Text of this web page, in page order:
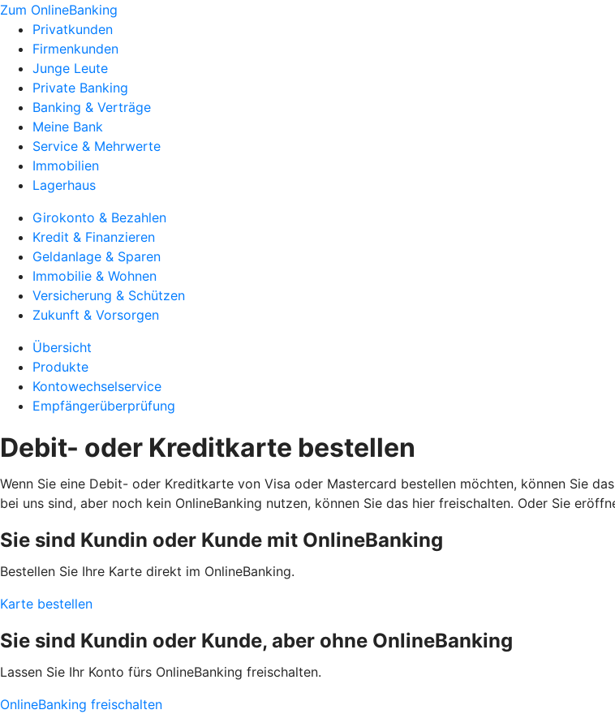
Zum OnlineBanking
Privatkunden
Firmenkunden
Junge Leute
Private Banking
Banking & Verträge
Meine Bank
Service & Mehrwerte
Immobilien
Lagerhaus
Girokonto & Bezahlen
Kredit & Finanzieren
Geldanlage & Sparen
Immobilie & Wohnen
Versicherung & Schützen
Zukunft & Vorsorgen
Übersicht
Produkte
Kontowechselservice
Empfängerüberprüfung
Debit- oder Kreditkarte bestellen
Wenn Sie eine Debit- oder Kreditkarte von Visa oder Mastercard bestellen möchten, können Sie
bei uns sind, aber noch kein OnlineBanking nutzen, können Sie das hier freischalten. Oder Sie
Sie sind Kundin oder Kunde mit OnlineBanking
Bestellen Sie Ihre Karte direkt im OnlineBanking.
Karte bestellen
Sie sind Kundin oder Kunde, aber ohne OnlineBanking
Lassen Sie Ihr Konto fürs OnlineBanking freischalten.
OnlineBanking freischalten